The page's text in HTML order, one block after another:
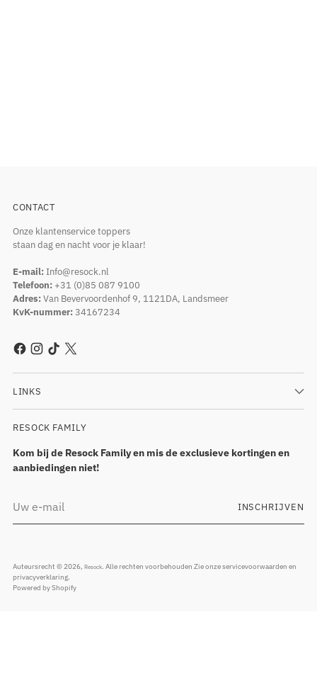
CONTACT
Onze klantenservice toppers
staan dag en nacht voor je klaar!
E-mail:Info@resock.nl
Telefoon: +31 (0)85 087 9100
Adres:Van Bevervoordenhof 9, 1121DA, Landsmeer
KvK-nummer:34167234
LINKS
RESOCK FAMILY
Kom bij de Resock Family en mis de exclusieve kortingen en
aanbiedingen niet!
e-
INSCHRIJVEN
Auteursrecht © 2026, Resock. Alle rechten voorbehouden Zie onze servicevoorwaarden en
privacyverklaring.
Powered by Shopify